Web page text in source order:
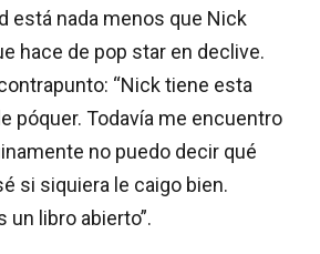
está nada menos que Nick
hace de pop star en declive.
“Nick tiene esta
póquer. Todavía me encuentro
no puedo decir qué
si siquiera le caigo bien.
un libro abierto”.